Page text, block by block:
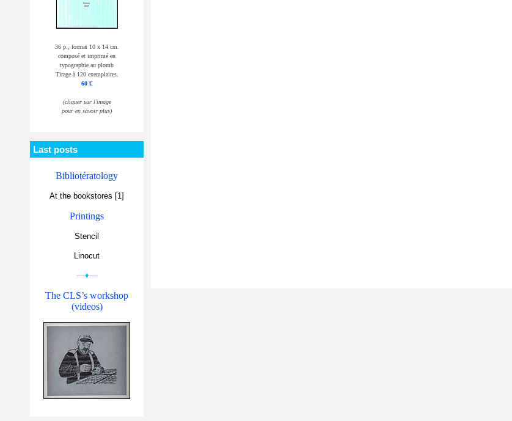
36 p., format 10 x 14 cm.
composé et imprimé en
typographie au plomb
Tirage à 120 exemplaires.
60 €
(cliquer sur l'image
pour en savoir plus)
Last posts
Bibliotératology
At the bookstores [1]
Printings
Stencil
Linocut
—♦—
The CLS’s workshop
(videos)